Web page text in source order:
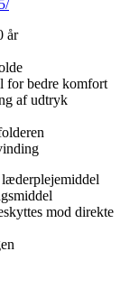
år
for bedre komfort
af udtryk
mod direkte